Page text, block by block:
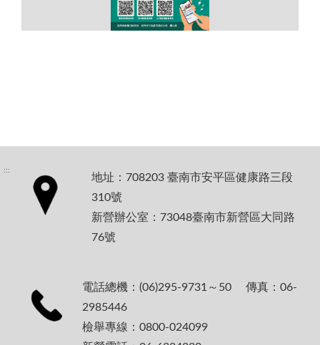
:::
地址：708203 臺南市安平區健康路三段
310號
新營辦公室：73048臺南市新營區大同路
76號
電話總機：(06)295-9731～50 傳真：06-
2985446
檢舉專線：0800-024099